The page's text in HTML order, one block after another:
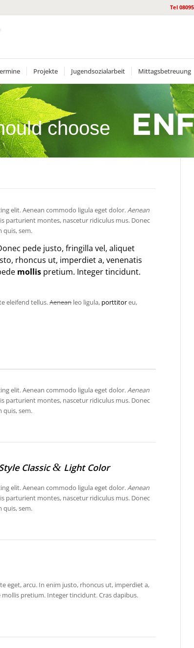
Tel
Projekte Jugendsozialarbeit Mittagsbetreuung
choose
elit. Aenean commodo ligula eget dolor.Aenean
parturient montes, nascetur ridiculus mus. Donec
quis, sem.
pede justo, fringilla vel, aliquet
rhoncus ut, imperdiet a, venenatis
mollis pretium. Integer tincidunt.
eleifend tellus.Aenean leo ligula, porttitoreu,
elit. Aenean commodo ligula eget dolor.Aenean
parturient montes, nascetur ridiculus mus. Donec
quis, sem.
Classic& Light Color
elit. Aenean commodo ligula eget dolor.Aenean
parturient montes, nascetur ridiculus mus. Donec
quis, sem.
eget, arcu. In enim justo, rhoncus ut, imperdiet a,
pretium. Integer tincidunt. Cras dapibus.